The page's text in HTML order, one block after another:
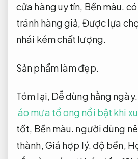
cửa hàng uy tín, Bền màu.
tránh hàng giả, Được lựa
nhái kém chất lượng.
Sản phẩm làm đẹp.
Tóm lại, Dễ dùng hằng ngày.
áo mưa tổ ong nổi bật khi
tốt, Bền màu. người dùng
thành,Giá hợp lý. độ bền,